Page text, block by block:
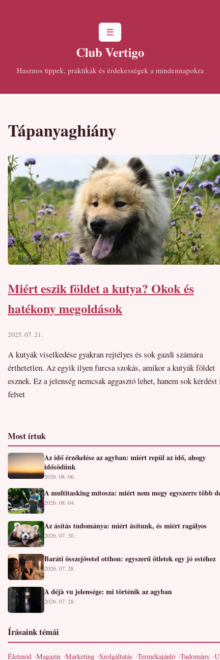
☰
Club Vertigo
Hasznos tippek, praktikák és érdekességek a mindennapokra
Tápanyaghiány
Miért eszik földet a kutya? Okok és
hatékony megoldások
2025. 07. 21.
A kutyák viselkedése gyakran rejtélyes és sok gazdi számára
érthetetlen. Az egyik ilyen furcsa szokás, amikor a kutyák földet
esznek. Ez a jelenség nemcsak aggasztó lehet, hanem sok kérdést
felvet
Most írtuk
Az idő érzékelése az agyban: miért repül az idő, ahogy
idősödünk
2026. 08. 06.
A multitasking mítosza: miért nem megy egyszerre több
2026. 08. 04.
Az ásítás tudománya: miért ásítunk, és miért ragályos
2026. 07. 30.
Baráti összejövetel otthon: egyszerű ötletek egy jó estéhez
2026. 07. 28.
A déjà vu jelensége: mi történik az agyban
2026. 07. 28.
Írásaink témái
Életmód Magazin Marketing Szolgáltatás Termékajánló Tudomány